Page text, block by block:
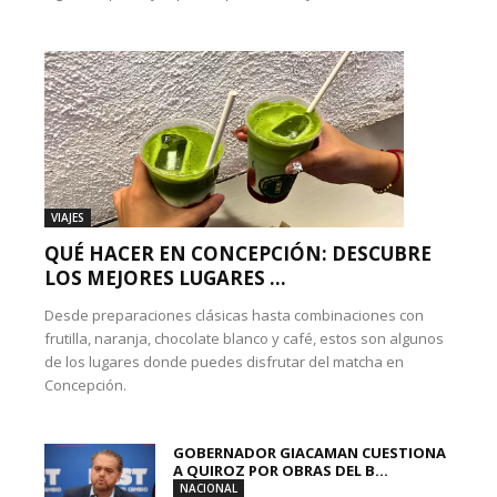
VIAJES
QUÉ HACER EN CONCEPCIÓN: DESCUBRE
LOS MEJORES LUGARES ...
Desde preparaciones clásicas hasta combinaciones con
frutilla, naranja, chocolate blanco y café, estos son algunos
de los lugares donde puedes disfrutar del matcha en
Concepción.
GOBERNADOR GIACAMAN CUESTIONA
A QUIROZ POR OBRAS DEL B...
NACIONAL